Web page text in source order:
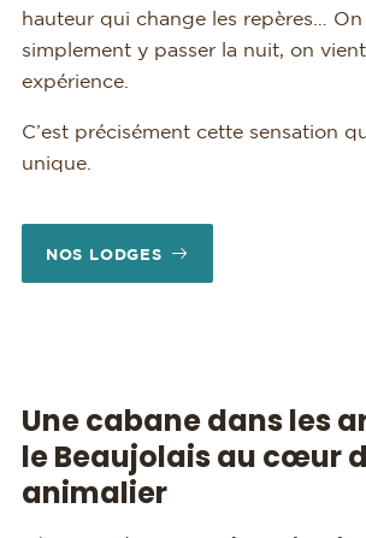
hauteur qui change les repères…
simplement y passer la nuit, on
expérience.
C’est précisément cette sensation
unique.
NOS LODGES
Une cabane dans les
le Beaujolais au cœur
animalier